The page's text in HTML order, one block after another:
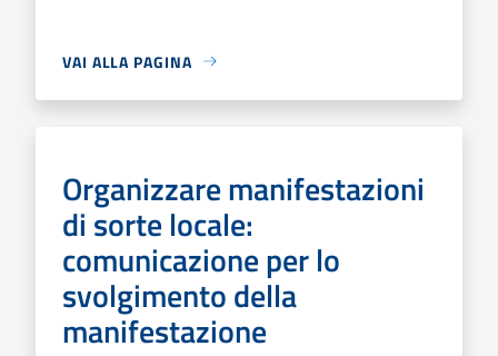
VAI ALLA PAGINA
Organizzare manifestazioni
di sorte locale:
comunicazione per lo
svolgimento della
manifestazione